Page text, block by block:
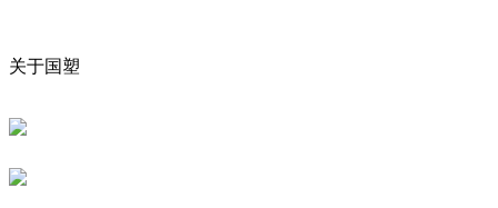
关于国塑